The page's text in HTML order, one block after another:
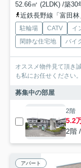
52.66㎡ (2LDK) /築30
近鉄長野線「富田
駐輪場 CATV イ
閑静な住宅地
バイ
オススメ物件見て頂き
も私にお任せください
募集中の部屋
2階
5.2
2階
アパート